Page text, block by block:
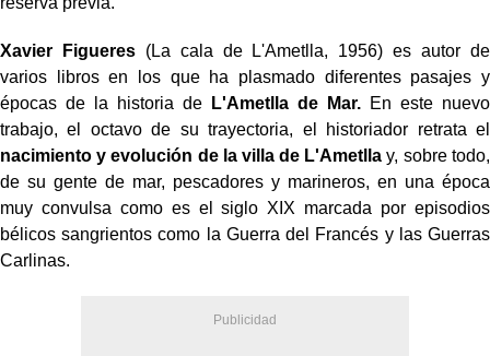
Xavier Figueres(La cala de L'Ametlla, 1956) es autor de
varios libros en los que ha plasmado diferentes pasajes y
épocas de la historia de
L'Ametlla de Mar.En este nuevo
trabajo, el octavo de su trayectoria, el historiador retrata el
nacimiento y evolución de la villa de L'Ametlla y, sobre todo,
de su gente de mar, pescadores y marineros, en una época
muy convulsa como es el siglo XIX marcada por episodios
bélicos sangrientos como la Guerra del Francés y las Guerras
Carlinas.